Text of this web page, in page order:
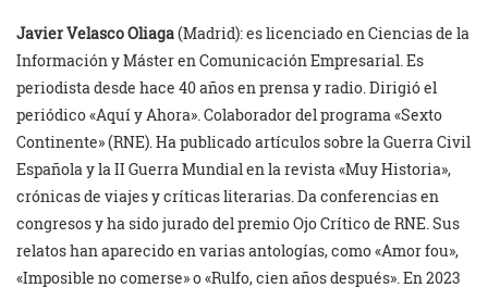
Javier VelascoOliaga(Madrid): es licenciado en Ciencias de la
Información y Máster en Comunicación Empresarial. Es
periodista desde hace 40 años en prensa y radio. Dirigió el
periódico «Aquí y Ahora». Colaborador del programa «Sexto
Continente» (RNE). Ha publicado artículos sobre la Guerra Civil
Española y la II Guerra Mundial en la revista «Muy Historia»,
crónicas de viajes y críticas literarias. Da conferencias en
congresos y ha sido jurado del premio Ojo Crítico de RNE. Sus
relatos han aparecido en varias antologías, como «Amor fou»,
«Imposible no comerse» o «Rulfo, cien años después». En 2023